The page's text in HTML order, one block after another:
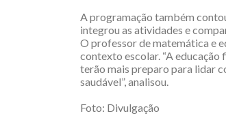
A programação também
integrou as atividades e
O professor de matemática e
contexto escolar. “A educação
terão mais preparo para lidar
saudável”, analisou.
Foto: Divulgação